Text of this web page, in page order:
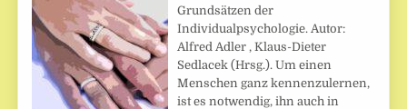
Grundsätzen der
Individualpsychologie. Autor:
Alfred Adler , Klaus-Dieter
Sedlacek (Hrsg.). Um einen
Menschen ganz kennenzulernen,
ist es notwendig, ihn auch in